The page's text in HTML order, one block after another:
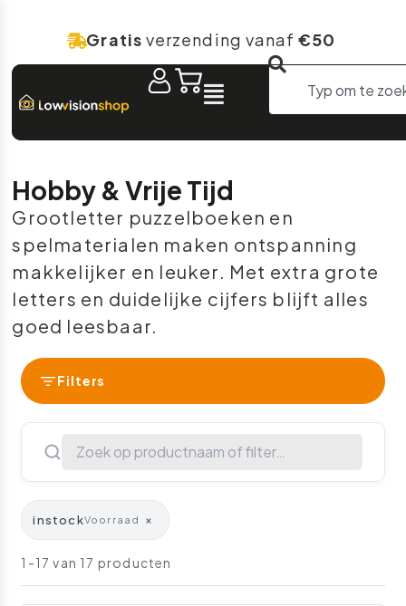
Gratis verzending vanaf €50
Hobby & Vrije Tijd
Grootletter puzzelboeken en
spelmaterialen maken ontspanning
makkelijker en leuker. Met extra grote
letters en duidelijke cijfers blijft alles
goed leesbaar.
Filters
instockVoorraad ×
1-17 van 17 producten